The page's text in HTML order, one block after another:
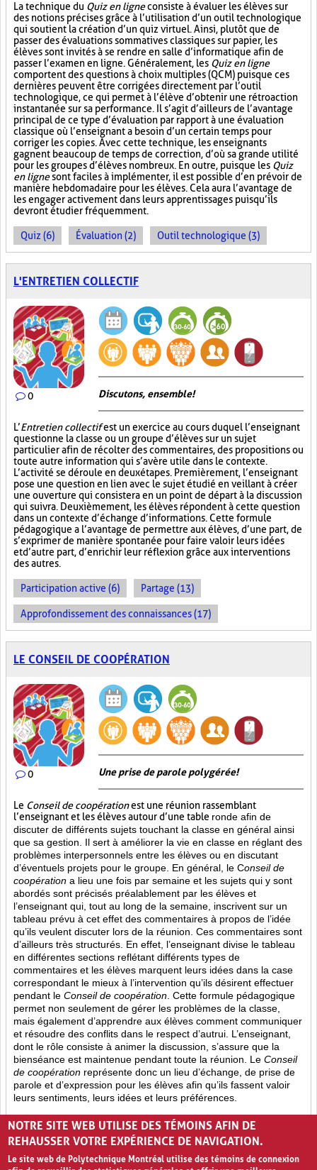
La technique du Quiz en ligneconsiste à évaluer les élèves sur
des notions précises grâce à l’utilisation d’un outil technologique
qui soutient la création d’un quiz virtuel. Ainsi, plutôt que de
passer des évaluations sommatives classiques sur papier, les
élèves sont invités à se rendre en salle d’informatique afin de
passer l’examen en ligne. Généralement, les Quiz en ligne
comportent des questions à choix multiples (QCM) puisque ces
dernières peuvent être corrigées directement par l’outil
technologique, ce qui permet à l’élève d’obtenir une rétroaction
instantanée sur sa performance. Il s’agit d’ailleurs de l’avantage
principal de ce type d’évaluation par rapport à une évaluation
classique où l’enseignant a besoin d’un certain temps pour
corriger les copies. Avec cette technique, les enseignants
gagnent beaucoup de temps de correction, d’où sa grande utilité
pour les groupes d’élèves nombreux. En outre, puisque les Quiz
en lignesont faciles à implémenter, il est possible d’en prévoir de
manière hebdomadaire pour les élèves. Cela aura l’avantage de
les engager activement dans leurs apprentissages puisqu’ils
devront étudier fréquemment.
Quiz (6) Évaluation (2) Outil technologique (3)
L'ENTRETIEN COLLECTIF
0 Discutons, ensemble!
L’Entretien collectifest un exercice au cours duquel l’enseignant
questionne la classe ou un groupe d’élèves sur un sujet
particulier afin de récolter des commentaires, des propositions ou
toute autre information qui s’avère utile dans le contexte.
L’activité se déroule en deux étapes. Premièrement, l’enseignant
pose une question en lien avec le sujet étudié en veillant à créer
une ouverture qui consistera en un point de départ à la discussion
qui suivra. Deuxièmement, les élèves répondent à cette question
dans un contexte d’échange d’informations. Cette formule
pédagogique a l’avantage de permettre aux élèves, d’une part, de
s’exprimer de manière spontanée pour faire valoir leurs idées
et d’autre part, d’enrichir leur réflexion grâce aux interventions
des autres.
Participation active (6) Partage (13)
Approfondissement des connaissances (17)
LE CONSEIL DE COOPÉRATION
0 Une prise de parole polygérée!
Le Conseil de coopérationest une réunion rassemblant
l’enseignant et les élèves autour d’une table ronde afin de
discuter de différents sujets touchant la classe en général ainsi
que sa gestion. Il sert à améliorer la vie en classe en réglant des
problèmes interpersonnels entre les élèves ou en discutant
d’éventuels projets pour le groupe. En général, le Conseil de
coopération a lieu une fois par semaine et les sujets qui y sont
abordés sont précisés préalablement par les élèves et
l’enseignant qui, tout au long de la semaine, inscrivent sur un
tableau prévu à cet effet des commentaires à propos de l’idée
qu’ils veulent discuter lors de la réunion. Ces commentaires sont
d’ailleurs très structurés. En effet, l’enseignant divise le tableau
en différentes sections reflétant différents types de
commentaires et les élèves marquent leurs idées dans la case
correspondant le mieux à l’intervention qu’ils désirent effectuer
pendant le Conseil de coopération . Cette formule pédagogique
permet non seulement de gérer les problèmes de la classe,
mais également d’apprendre aux élèves comment communiquer
et résoudre des conflits dans le respect d’autrui. L’enseignant,
dont le rôle consiste à animer la discussion, s’assure que la
bienséance est maintenue pendant toute la réunion. Le Conseil
de coopération représente donc un lieu d’échange, de prise de
parole et d’expression pour les élèves afin qu’ils fassent valoir
leurs sentiments, leurs idées et leurs préférences.
Opinion (8) Partage (13) Rétroaction (4)
NOTRE SITE WEB UTILISE DES TÉMOINS AFIN DE
REHAUSSER VOTRE EXPÉRIENCE DE NAVIGATION.
Le site web de Polytechnique Montréal utilise des témoins de connexion